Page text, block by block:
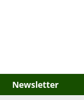
Newsletter